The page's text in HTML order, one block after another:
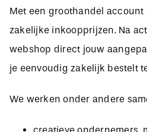
zakelijke inkoopprijzen. Na
webshop direct jouw
je eenvoudig zakelijk bestelt
We werken onder andere
webshop